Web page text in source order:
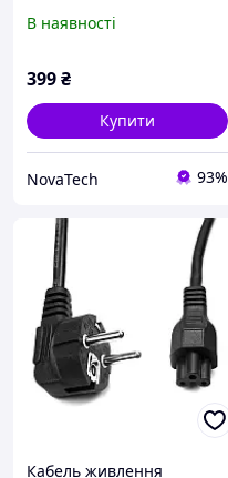
В наявності
399₴
Купити
NovaTech 93%
Кабель живлення